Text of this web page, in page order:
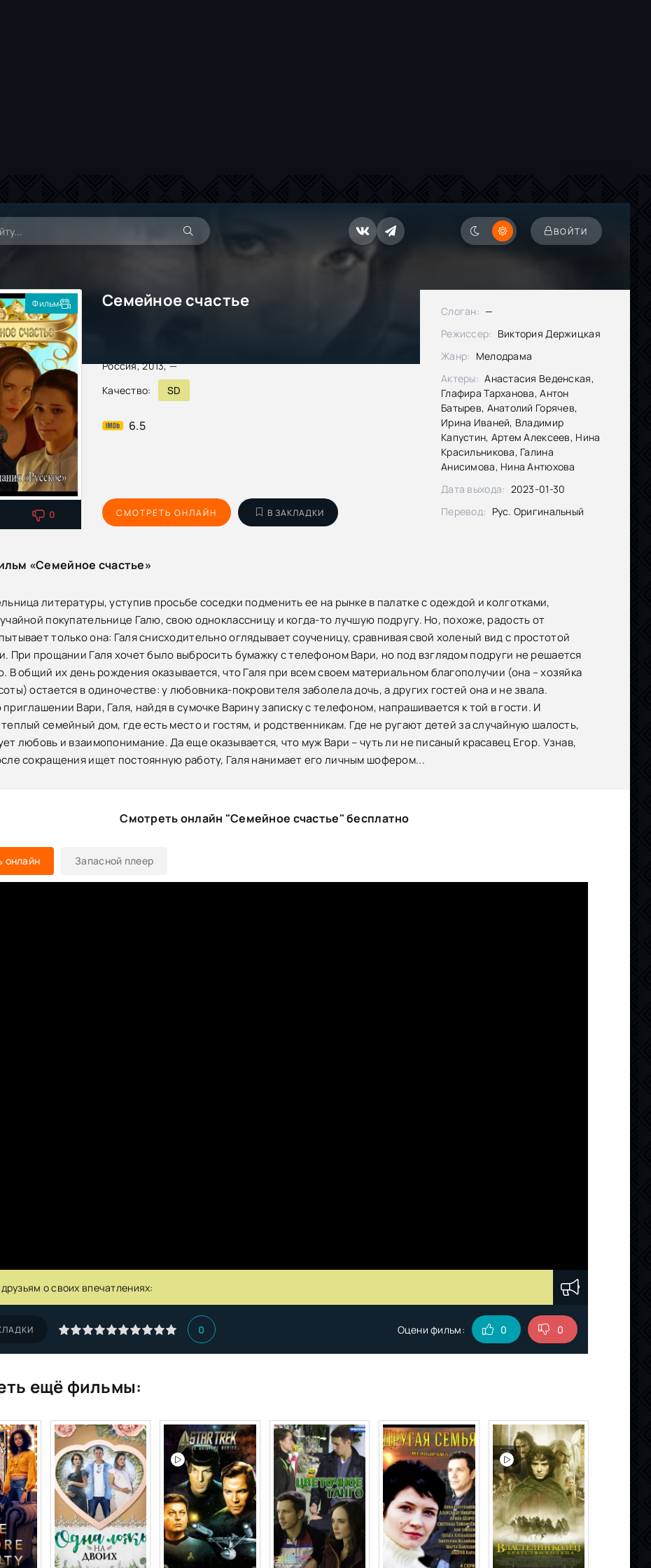
ВОЙТИ
Семейное счастье
Россия, 2013, —
Качество:
SD
6.5
Фильм
0 СМОТРЕТЬ ОНЛАЙН В ЗАКЛАДКИ
Слоган: —
Режиссер: Виктория Держицкая
Жанр: Мелодрама
Актеры: Анастасия Веденская,
Глафира Тарханова, Антон
Батырев, Анатолий Горячев,
Ирина Иваней, Владимир
Капустин, Артем Алексеев, Нина
Красильникова, Галина
Анисимова, Нина Антюхова
Дата выхода: 2023-01-30
Перевод: Рус. Оригинальный
«Семейное счастье»
литературы, уступив просьбе соседки подменить ее на рынке в палатке с одеждой и колготками,
покупательнице Галю, свою одноклассницу и когда-то лучшую подругу. Но, похоже, радость от
только она: Галя снисходительно оглядывает соученицу, сравнивая свой холеный вид с простотой
При прощании Галя хочет было выбросить бумажку с телефоном Вари, но под взглядом подруги не решается
В общий их день рождения оказывается, что Галя при всем своем материальном благополучии (она – хозяйка
остается в одиночестве: у любовника-покровителя заболела дочь, а других гостей она и не звала.
Вари, Галя, найдя в сумочке Варину записку с телефоном, напрашивается к той в гости. И
семейный дом, где есть место и гостям, и родственникам. Где не ругают детей за случайную шалость,
любовь и взаимопонимание. Да еще оказывается, что муж Вари – чуть ли не писаный красавец Егор. Узнав,
сокращения ищет постоянную работу, Галя нанимает его личным шофером...
Смотреть онлайн "Семейное счастье" бесплатно
онлайн Запасной плеер
о своих впечатлениях:
0 Оцени фильм: 0 0
ещё фильмы: